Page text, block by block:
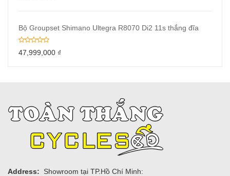
Bộ Groupset Shimano Ultegra R8070 Di2 11s thắng đĩa
47,999,000 ₫
Address:
Showroom tại TP.Hồ Chí Minh: